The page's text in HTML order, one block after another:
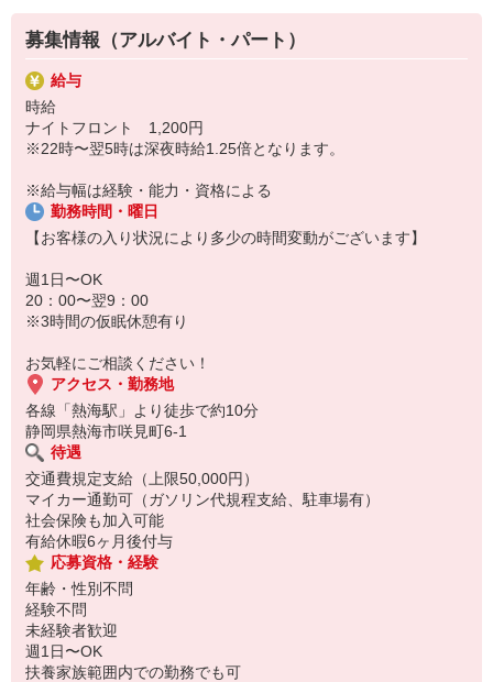
募集情報（アルバイト・パート）
給与
時給
ナイトフロント 1,200円
※22時〜翌5時は深夜時給1.25倍となります。
※給与幅は経験・能力・資格による
勤務時間・曜日
【お客様の入り状況により多少の時間変動がございます】
週1日〜OK
20：00〜翌9：00
※3時間の仮眠休憩有り
お気軽にご相談ください！
アクセス・勤務地
各線「熱海駅」より徒歩で約10分
静岡県熱海市咲見町6-1
待遇
交通費規定支給（上限50,000円）
マイカー通勤可（ガソリン代規程支給、駐車場有）
社会保険も加入可能
有給休暇6ヶ月後付与
応募資格・経験
年齢・性別不問
経験不問
未経験者歓迎
週1日〜OK
扶養家族範囲内での勤務でも可